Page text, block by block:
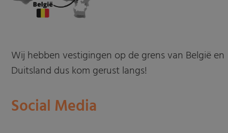
Wij hebben vestigingen op de grens van België en
Duitsland dus kom gerust langs!
Social Media